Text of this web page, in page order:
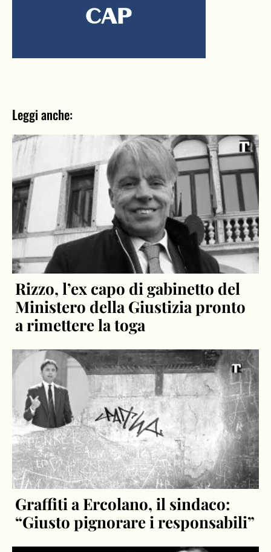
Leggi anche:
Rizzo, l’ex capo di gabinetto del
Ministero della Giustizia pronto
a rimettere la toga
Graffiti a Ercolano, il sindaco:
“Giusto pignorare i responsabili”